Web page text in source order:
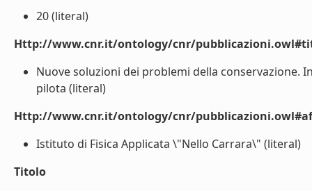
20 (literal)
Http://www.cnr.it/ontology/cnr/
Nuove soluzioni dei problemi della conservazione.
pilota (literal)
Http://www.cnr.it/ontology/cnr/
Istituto di Fisica Applicata \"Nello Carrara\" (literal)
Titolo